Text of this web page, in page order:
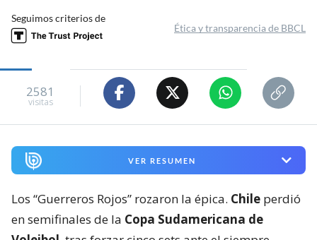
Seguimos criterios de
Ética y transparencia de BBCL
2581
visitas
VER RESUMEN
Los “Guerreros Rojos” rozaron la épica. Chile perdió
en semifinales de la Copa Sudamericana de